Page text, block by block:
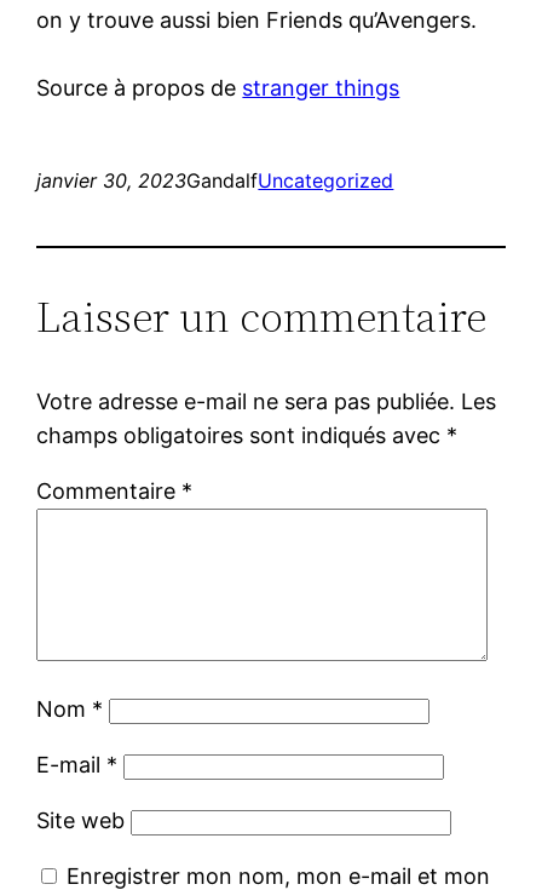
on y trouve aussi bien Friends qu’Avengers.
Source à propos de stranger things
janvier 30, 2023GandalfUncategorized
Laisser un commentaire
Votre adresse e-mail ne sera pas publiée. Les
champs obligatoires sont indiqués avec *
Commentaire *
Nom *
E-mail *
Site web
Enregistrer mon nom, mon e-mail et mon